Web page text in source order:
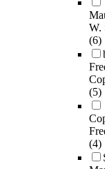
W.
(6)
(5)
(4)